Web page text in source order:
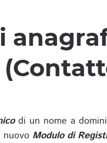
di un nome a
nuovo Modulo di